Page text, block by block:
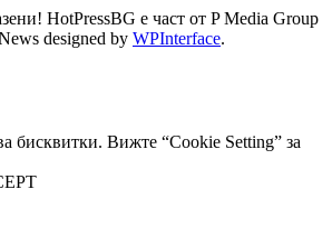
HotPressBG е част от P Media Group
designed by WPInterface.
бисквитки. Вижте “Cookie Setting” за